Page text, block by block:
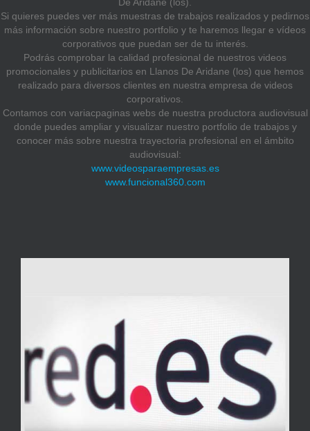
Si quieres puedes ver más muestras de trabajos realizados y pedirnos
más información sobre nuestro portfolio y te haremos llegar e vídeos
corporativos que puedan ser de tu interés.
Podrás comprobar la calidad profesional de nuestros videos
promocionales y publicitarios en Llanos De Aridane (los) que hemos
realizado para diversos clientes en nuestra empresa de videos
corporativos.
Contamos con variacpaginas webs de nuestra productora audiovisual
donde puedes ampliar y visualizar nuestro portfolio de trabajos y
conocer más sobre nuestra trayectoria profesional en el ámbito
audiovisual:
www.videosparaempresas.es
www.funcional360.com